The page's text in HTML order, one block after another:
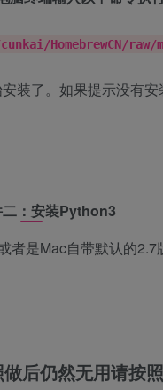
HomebrewCN/raw/
安装了。如果提示没有
：安装Python3
是Mac自带默认的2.7
后仍然无用请按